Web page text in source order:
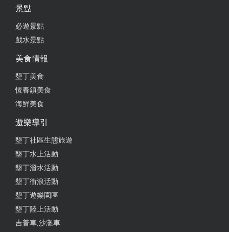
景點
必遊景點
戲水景點
美食情報
墾丁美食
恆春鎮美食
海鮮美食
遊樂導引
墾丁社區生態旅遊
墾丁水上活動
墾丁潛水活動
墾丁衝浪活動
墾丁遊樂園區
墾丁陸上活動
吉普車,沙灘車